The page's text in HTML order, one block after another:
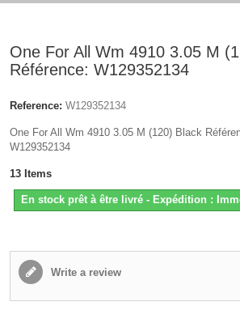
One For All Wm 4910 3.05 M
Référence: W129352134
Reference: W129352134
One For All Wm 4910 3.05 M (120) Black
W129352134
13 Items
En stock prêt à être livré - Expédition :
Write a review